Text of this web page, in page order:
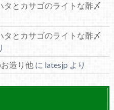
とカサゴのライトな酢〆
とカサゴのライトな酢〆
造り他に latesjp より